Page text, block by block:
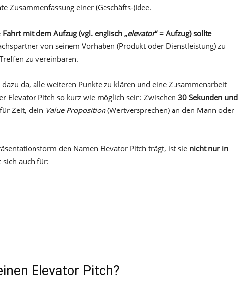
Zusammenfassung einer (Geschäfts-)Idee.
Fahrt mit dem Aufzug(vgl. englisch „elevator“ = Aufzug) sollte
von seinem Vorhaben (Produkt oder Dienstleistung) zu
zu vereinbaren.
da, alle weiteren Punkte zu klären und eine Zusammenarbeit
Elevator Pitch so kurz wie möglich sein: Zwischen 30 Sekunden und
Zeit, dein Value Proposition(Wertversprechen) an den Mann oder
den Namen Elevator Pitch trägt, ist sie nicht nur in
sich auch für:
Elevator Pitch?